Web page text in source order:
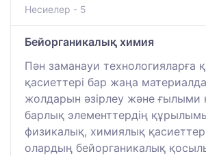
Несиелер - 5
Бейорганикалық химия
Пән заманауи технологияларға
қасиеттері бар жаңа
жолдарын әзірлеу және ғылыми
барлық элементтердің
физикалық, химиялық
олардың бейорганикалық